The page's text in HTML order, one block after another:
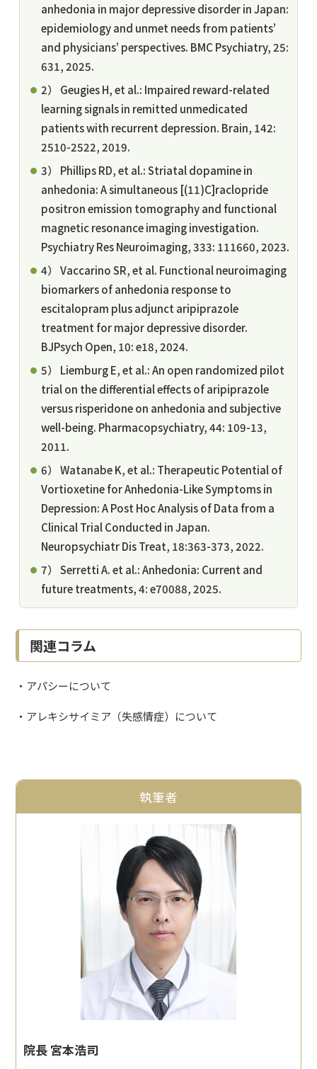
anhedonia in major depressive disorder in Japan:
epidemiology and unmet needs from patients’
and physicians’ perspectives. BMC Psychiatry, 25:
631, 2025.
2） Geugies H, et al.: Impaired reward-related
learning signals in remitted unmedicated
patients with recurrent depression. Brain, 142:
2510-2522, 2019.
3） Phillips RD, et al.: Striatal dopamine in
anhedonia: A simultaneous [(11)C]raclopride
positron emission tomography and functional
magnetic resonance imaging investigation.
Psychiatry Res Neuroimaging, 333: 111660, 2023.
4） Vaccarino SR, et al. Functional neuroimaging
biomarkers of anhedonia response to
escitalopram plus adjunct aripiprazole
treatment for major depressive disorder.
BJPsych Open, 10: e18, 2024.
5） Liemburg E, et al.: An open randomized pilot
trial on the differential effects of aripiprazole
versus risperidone on anhedonia and subjective
well-being. Pharmacopsychiatry, 44: 109-13,
2011.
6） Watanabe K, et al.: Therapeutic Potential of
Vortioxetine for Anhedonia-Like Symptoms in
Depression: A Post Hoc Analysis of Data from a
Clinical Trial Conducted in Japan.
Neuropsychiatr Dis Treat, 18:363-373, 2022.
7） Serretti A. et al.: Anhedonia: Current and
future treatments, 4: e70088, 2025.
関連コラム
・ アパシーについて
・ アレキシサイミア（失感情症）について
執筆者
院長 宮本浩司